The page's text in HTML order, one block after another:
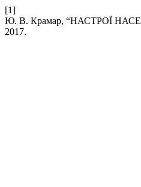
[1]
Ю. В. Крамар, “НАСТРОЇ
2017.